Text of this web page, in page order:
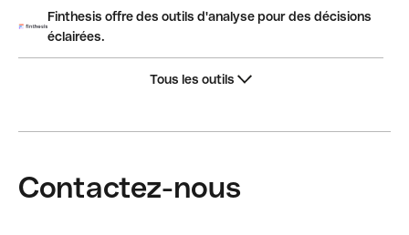
Finthesis offre des outils d'analyse pour des décisions
éclairées.
Tous les outils
Contactez-nous